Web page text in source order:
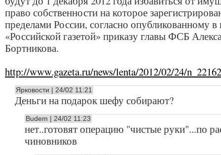
право собственности на которое
пределами России, согласно опубликованному в
«Российской газетой» приказу главы ФСБ
Бортникова.
http://www.gazeta.ru/news/lenta/2012/02/24/
Ярковости | 24/02 11:21
Деньги на подарок шефу собирают?
Budem | 24/02 11:23
нет..готовят операцию "чистые руки"...по
чиновников